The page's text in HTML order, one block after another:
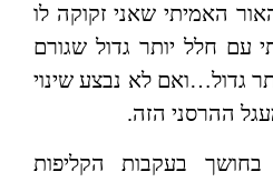
האמיתי שאני זקוקה לו
עם חלל יותר גדול שגורם
גדול…ואם לא נבצע שינוי
ההרסני הזה.
בעקבות הקליפות